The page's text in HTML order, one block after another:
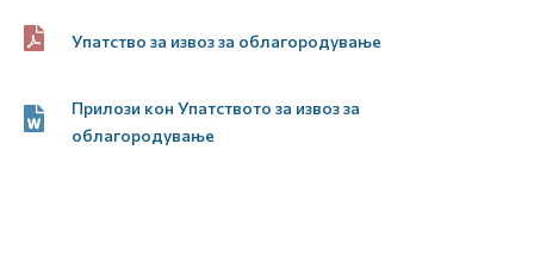
Упатство за извоз за облагородување
Прилози кон Упатството за извоз за
облагородување